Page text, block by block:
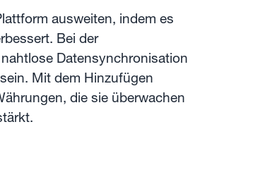
ausweiten, indem es
Bei der
Datensynchronisation
Mit dem Hinzufügen
die sie überwachen